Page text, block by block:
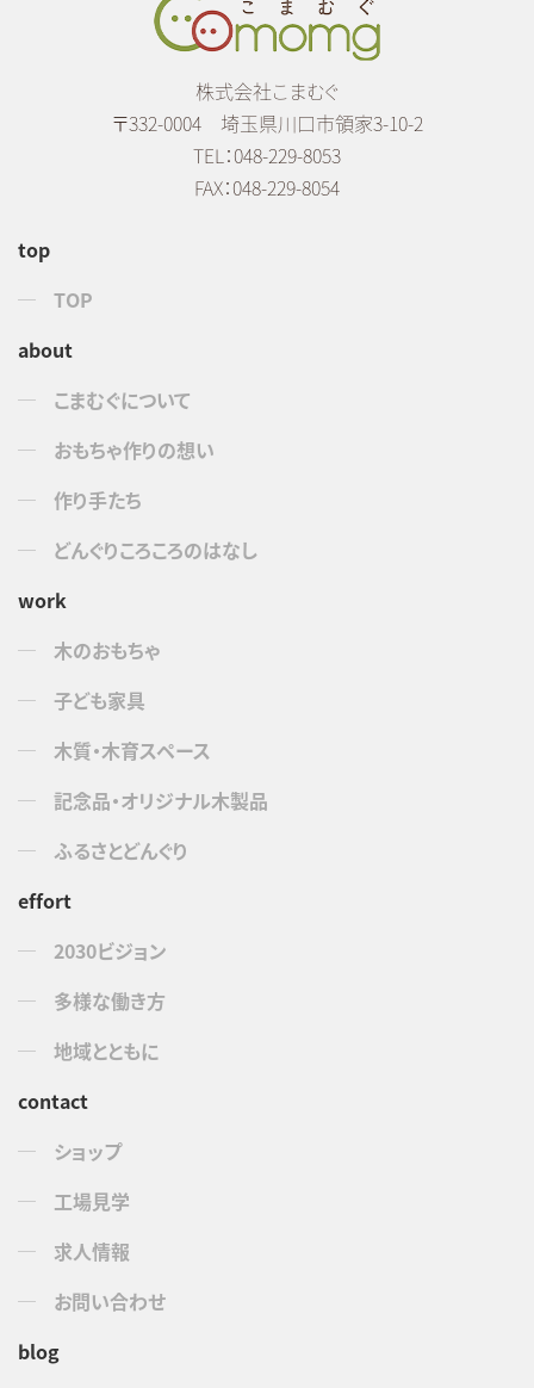
株式会社こまむぐ
〒332-0004 埼玉県川口市領家3-10-2
TEL：048-229-8053
FAX：048-229-8054
top
TOP
about
こまむぐについて
おもちゃ作りの想い
作り手たち
どんぐりころころのはなし
work
木のおもちゃ
子ども家具
木質・木育スペース
記念品・オリジナル木製品
ふるさとどんぐり
effort
2030ビジョン
多様な働き方
地域とともに
contact
ショップ
工場見学
求人情報
お問い合わせ
blog